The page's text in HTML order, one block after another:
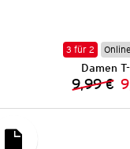
3 für 2
Damen
9,99 €